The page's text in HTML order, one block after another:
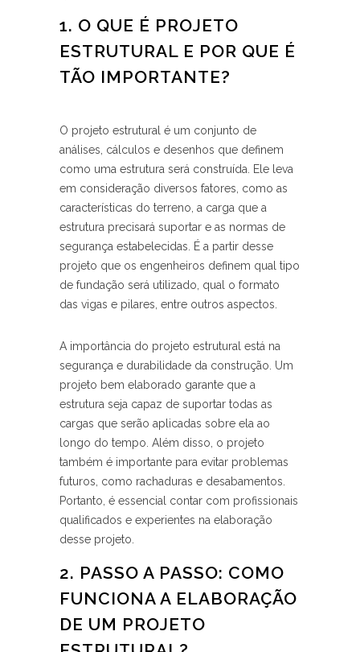
1. O QUE É PROJETO
ESTRUTURAL E POR QUE É
TÃO IMPORTANTE?
O projeto estrutural é‌ um conjunto de
análises, cálculos e​ desenhos que definem
como uma estrutura será construída. Ele leva
em consideração diversos fatores, como as
características do terreno, a carga que a
estrutura precisará suportar e as normas de
segurança estabelecidas. É a partir⁣ desse
projeto ⁢que os engenheiros ​definem qual tipo
de fundação será utilizado, qual o ‍formato
das vigas e pilares,‍ entre outros aspectos.
A importância do projeto estrutural está na
segurança e durabilidade da construção. Um
projeto bem elaborado garante que a
⁢estrutura seja capaz de suportar todas as
cargas que serão aplicadas sobre ela ao
longo do tempo. ‌Além disso, o projeto
também é⁤ importante para evitar problemas
futuros, como rachaduras e desabamentos.
Portanto, é ⁣essencial contar com profissionais
qualificados e experientes⁣ na elaboração
desse projeto.
2. PASSO A PASSO: COMO
FUNCIONA A ELABORAÇÃO
DE UM PROJETO